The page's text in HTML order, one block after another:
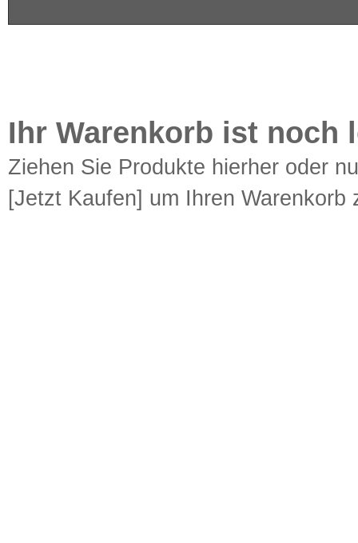
Ihr Warenkorb ist noch
Ziehen Sie Produkte hierher oder
[Jetzt Kaufen] um Ihren Warenkorb